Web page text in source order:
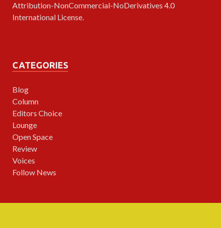
Attribution-NonCommercial-NoDerivatives 4.0
International License.
CATEGORIES
Blog
Column
Editors Choice
Lounge
Open Space
Review
Voices
Follow News